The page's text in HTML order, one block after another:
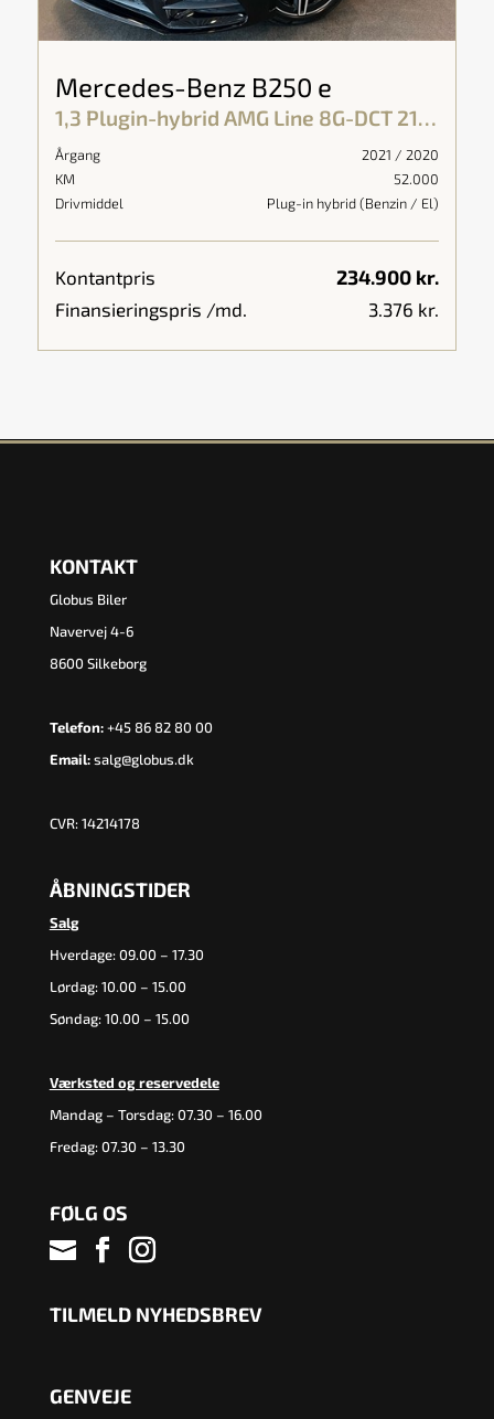
Mercedes-Benz B250 e
1,3 Plugin-hybrid AMG Line 8G-DCT 218HK 8g Aut.
234.900 kr.
Kontantpris
3.376 kr.
Finansieringspris /md.
2021 / 2020
Årgang
52.000
KM
Plug-in hybrid (Benzin / El)
Drivmiddel
KONTAKT
Globus Biler
Navervej 4-6
8600 Silkeborg
Telefon: +45 86 82 80 00
Email: salg@globus.dk
CVR: 14214178
ÅBNINGSTIDER
Salg
Hverdage: 09.00 – 17.30
Lørdag: 10.00 – 15.00
Søndag: 10.00 – 15.00
Værksted og reservedele
Mandag – Torsdag: 07.30 – 16.00
Fredag: 07.30 – 13.30
FØLG OS
TILMELD NYHEDSBREV
GENVEJE